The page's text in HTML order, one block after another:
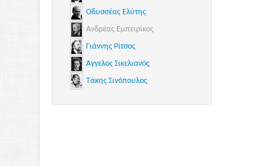
Οδυσσέας Ελύτης
Ανδρέας Εμπειρίκος
Γιάννης Ρίτσος
Άγγελος Σικελιανός
Τάκης Σινόπουλος
ουσιαστικά», (βασισμένη στην ομώνυμη